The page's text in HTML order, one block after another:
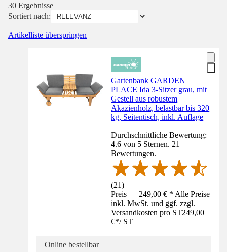
30 Ergebnisse
Sortiert nach:
Artikelliste überspringen
Gartenbank GARDEN
PLACE Ida 3-Sitzer grau, mit
Gestell aus robustem
Akazienholz, belastbar bis 320
kg, Seitentisch, inkl. Auflage
Durchschnittliche Bewertung:
4.6 von 5 Sternen. 21
Bewertungen.
(21)
Preis — 249,00 € * Alle Preise
inkl. MwSt. und ggf. zzgl.
Versandkosten pro ST249,00
€*/ ST
Online bestellbar